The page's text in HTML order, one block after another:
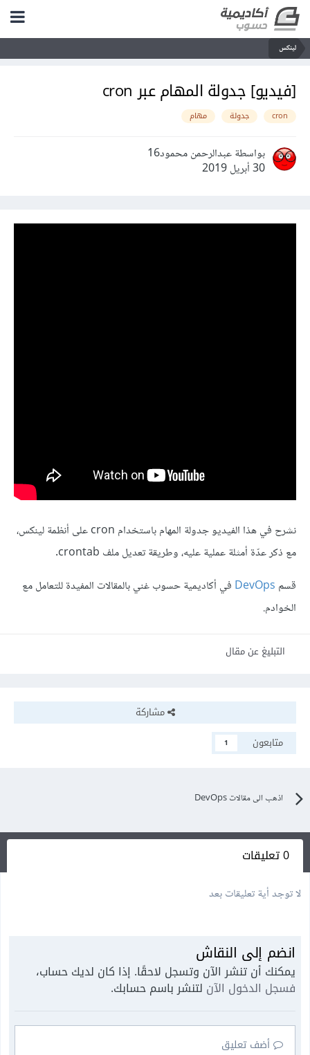
لينكس
[فيديو] جدولة المهام عبر cron
cron جدولة مهام
بواسطة عبدالرحمن محمود16
30 أبريل 2019
نشرح في هذا الفيديو جدولة المهام باستخدام cron على أنظمة لينكس،
مع ذكر عدّة أمثلة عملية عليه، وطريقة تعديل ملف crontab.
قسم DevOps في أكاديمية حسوب غني بالمقالات المفيدة للتعامل مع
الخوادم.
التبليغ عن مقال
مشاركة
متابعون
1
اذهب الى مقالات DevOps
0 تعليقات
لا توجد أية تعليقات بعد
انضم إلى النقاش
يمكنك أن تنشر الآن وتسجل لاحقًا. إذا كان لديك حساب،
فسجل الدخول الآن لتنشر باسم حسابك.
أضف تعليق